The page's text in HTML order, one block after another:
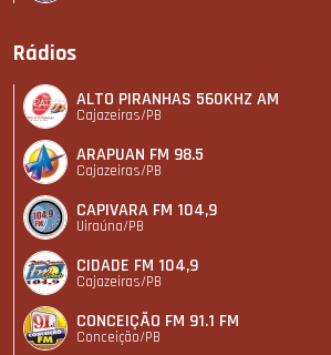
Rádios
ALTO PIRANHAS 560KHZ AM
Cajazeiras/PB
ARAPUAN FM 98.5
Cajazeiras/PB
CAPIVARA FM 104,9
Uiraúna/PB
CIDADE FM 104,9
Cajazeiras/PB
CONCEIÇÃO FM 91.1 FM
Conceição/PB